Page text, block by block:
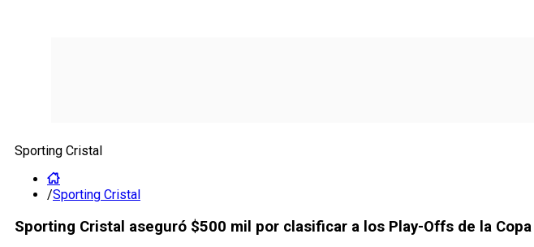
Sporting Cristal
/Sporting Cristal
Sporting Cristal aseguró $500 mil por clasificar a los Play-Offs de la